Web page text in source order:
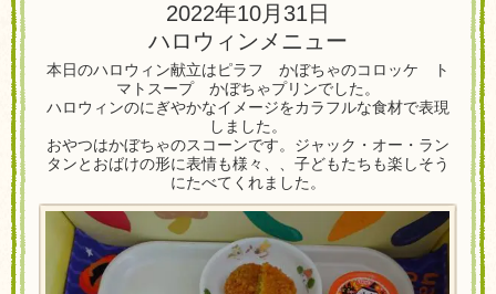
2022年10月31日
ハロウィンメニュー
本日のハロウィン献立はピラフ かぼちゃのコロッケ ト
マトスープ かぼちゃプリンでした。
ハロウィンのにぎやかなイメージをカラフルな食材で表現
しました。
おやつはかぼちゃのスコーンです。ジャック・オー・ラン
タンとおばけの形に表情も様々、、子どもたちも楽しそう
にたべてくれました。